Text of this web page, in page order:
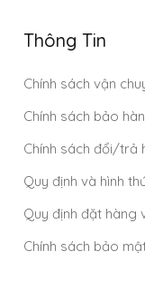
Thông Tin